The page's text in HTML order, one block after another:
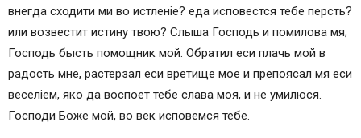
внегда сходити ми во истленiе? eда исповестся тебе персть?
или возвестит истину твою? Слыша Господь и помилова мя;
Господь бысть помощник мой. Обратил eси плачь мой в
радость мне, растерзал eси вретище мое и препоясал мя eси
веселiем, яко да воспоет тебе слава моя, и не умилюся.
Господи Боже мой, во век исповемся тебе.